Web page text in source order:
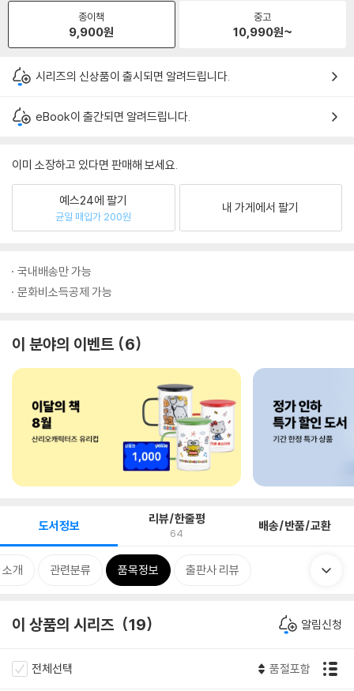
종이책
9,900원
중고
10,990원~
시리즈의 신상품이 출시되면 알려드립니다.
eBook이 출간되면 알려드립니다.
이미 소장하고 있다면 판매해 보세요.
예스24에 팔기
균일 매입가 200원
내 가게에서 팔기
국내배송만 가능
문화비소득공제 가능
이 분야의 이벤트 6
도서정보 리뷰/한줄평
64 배송/반품/교환
개 관련분류 품목정보 출판사 리뷰
이 상품의 시리즈 19 알림신청
전체선택 품절포함